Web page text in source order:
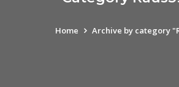
Home Archive by category